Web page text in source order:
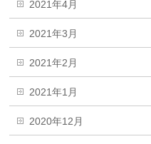
2021年4月
2021年3月
2021年2月
2021年1月
2020年12月